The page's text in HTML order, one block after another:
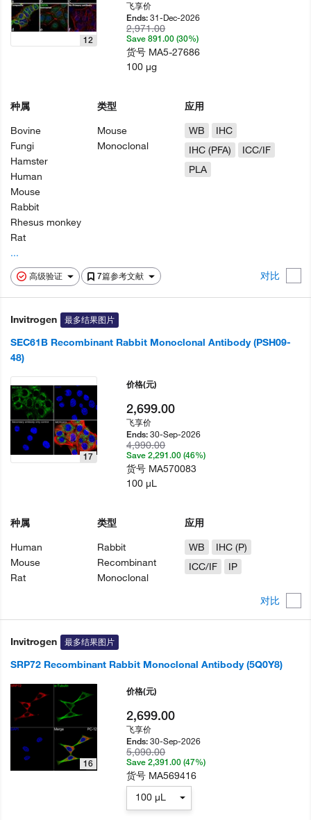
高级验证 7篇参考文献 对比
12
种属
Bovine
Fungi
Hamster
Human
Mouse
Rabbit
Rhesus monkey
Rat
...
类型
Mouse
Monoclonal
应用
WB
IHC
IHC (PFA)
ICC/IF
PLA
飞享价
Ends:31-Dec-2026
2,971.00
Save 891.00 (30%)
货号 MA5-27686
100 µg
Invitrogen 最多结果图片
SEC61B Recombinant Rabbit Monoclonal Antibody (PSH09-
48)
对比
17
种属
Human
Mouse
Rat
类型
Rabbit
Recombinant
Monoclonal
应用
WB
IHC (P)
ICC/IF
IP
价格(元)
2,699.00
飞享价
Ends:30-Sep-2026
4,990.00
Save 2,291.00 (46%)
货号 MA570083
100 µL
Invitrogen 最多结果图片
SRP72 Recombinant Rabbit Monoclonal Antibody (5Q0Y8)
16
价格(元)
2,699.00
飞享价
Ends:30-Sep-2026
5,090.00
Save 2,391.00 (47%)
货号 MA569416
100 µL